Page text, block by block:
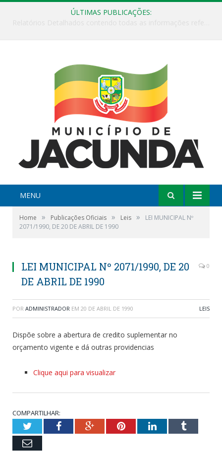
ÚLTIMAS PUBLICAÇÕES:
MENU
Home » Publicações Oficiais » Leis »
LEI MUNICIPAL Nº
2071/1990, DE 20 DE ABRIL DE 1990
LEI MUNICIPAL Nº 2071/1990, DE 20
DE ABRIL DE 1990
0
POR ADMINISTRADOR EM 20 DE ABRIL DE 1990 LEIS
Dispõe sobre a abertura de credito suplementar no
orçamento vigente e dá outras providencias
Clique aqui para visualizar
COMPARTILHAR:
TwitterFacebookGoogle+PinterestLinkedInTumblr
Email